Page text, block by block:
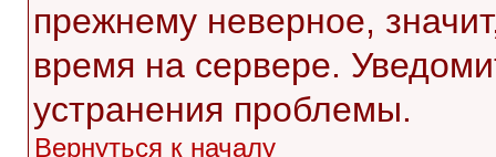
прежнему неверное,
время на сервере.
устранения проблемы.
Вернуться к началу